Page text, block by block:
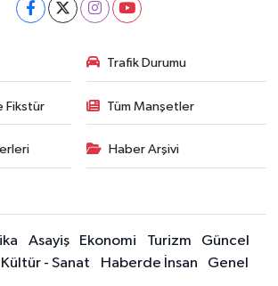
Trafik Durumu
Fikstür Tüm Manşetler
Haber Arşivi
Asayiş Ekonomi Turizm
Güncel
Kültür - Sanat Haberde İnsan Genel